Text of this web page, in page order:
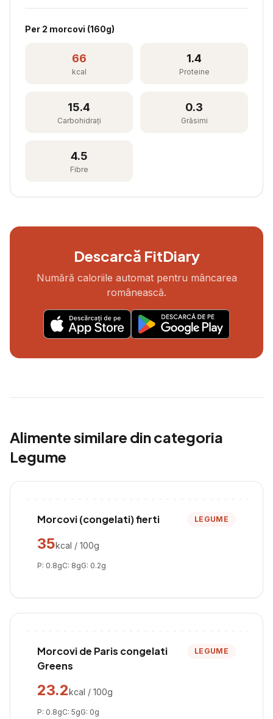
Per 2 morcovi (160g)
66
kcal
1.4
Proteine
15.4
Carbohidrați
0.3
Grăsimi
4.5
Fibre
Descarcă FitDiary
Numără caloriile automat pentru mâncarea
românească.
Alimente similare din categoria
Legume
Morcovi (congelati) fierti LEGUME
35kcal / 100g
P: 0.8gC: 8gG: 0.2g
Morcovi de Paris congelati
Greens
LEGUME
23.2kcal / 100g
P: 0.8gC: 5gG: 0g